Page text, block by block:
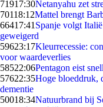
71917:30Netanyahu zet
70118:12Mattel brengt
66417:41 Spanje volgt
geweigerd
59623:17Kleurrecessie:
voor waardeverlies
58522:06Pentagon eist
57622:35Hoge bloeddruk,
dementie
50018:34Natuurbrand bij